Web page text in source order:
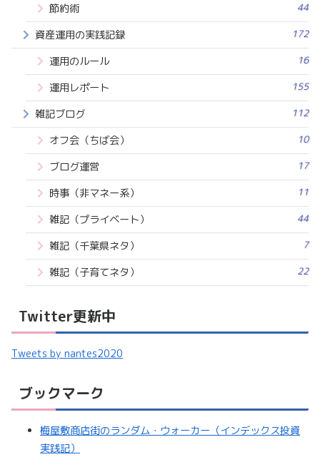
節約術 44
資産運用の実践記録 172
運用のルール 16
運用レポート 155
雑記ブログ 112
オフ会（ちば会） 10
ブログ運営 17
時事（非マネー系） 11
雑記（プライベート） 44
雑記（千葉県ネタ） 7
雑記（子育てネタ） 22
Twitter更新中
Tweets by nantes2020
ブックマーク
梅屋敷商店街のランダム・ウォーカー（インデックス投資
実践記）